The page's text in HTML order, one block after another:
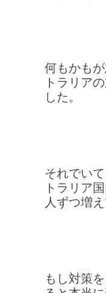
何もかも
トラリア
した。
それでい
トラリア
人ずつ増え
もし対策